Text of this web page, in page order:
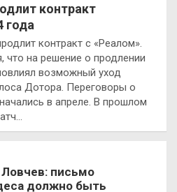
контракт
года
контракт с «Реалом».
на решение о продлении
возможный уход
Дотора. Переговоры о
в апреле. В прошлом
Ловчев: письмо
должно быть